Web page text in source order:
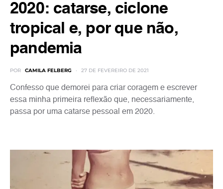
2020: catarse, ciclone
tropical e, por que não,
pandemia
POR CAMILA FELBERG 27 DE FEVEREIRO DE 2021
Confesso que demorei para criar coragem e escrever
essa minha primeira reflexão que, necessariamente,
passa por uma catarse pessoal em 2020.